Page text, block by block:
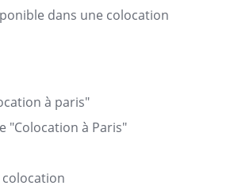
dans une colocation
à paris"
"Colocation à Paris"